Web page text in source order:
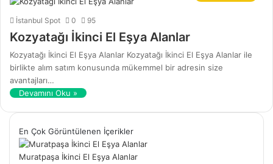
İstanbul Spot 0 95
Kozyatağı İkinci El Eşya Alanlar
Kozyatağı İkinci El Eşya Alanlar Kozyatağı İkinci El Eşya Alanlar ile
birlikte alım satım konusunda mükemmel bir adresin size
avantajları…
Devamını Oku »
En Çok Görüntülenen İçerikler
Muratpaşa İkinci El Eşya Alanlar